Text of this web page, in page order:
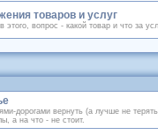
товаров и услуг
этого, вопрос - какой товар и что за
дорогами вернуть (а лучше не
а на что - не стоит.